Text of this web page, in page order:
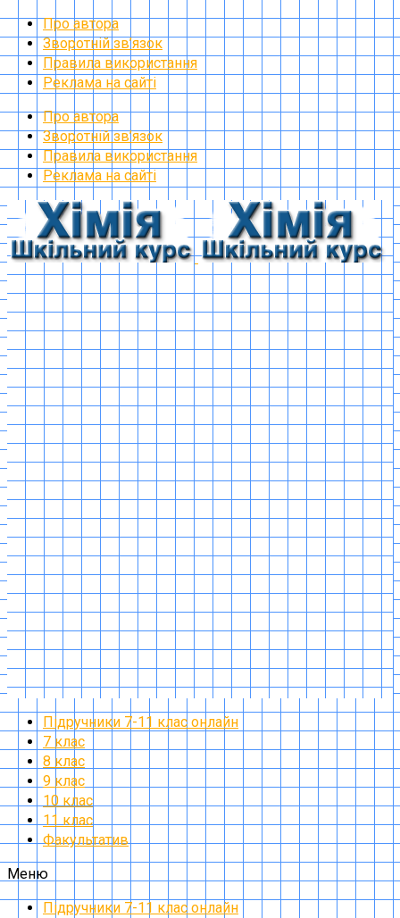
Про автора
Зворотній зв’язок
Правила використання
Реклама на сайті
Про автора
Зворотній зв’язок
Правила використання
Реклама на сайті
Підручники 7-11 клас онлайн
7 клас
8 клас
9 клас
10 клас
11 клас
Факультатив
Меню
Підручники 7-11 клас онлайн